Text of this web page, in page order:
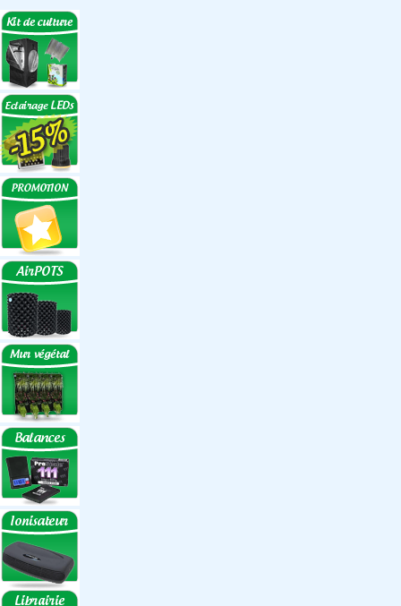
Réflecteurs
CoolTube
Accessoires
Eclairages LEDs
Eclairages ECO
Kits ECO
Ampoules ECO
Réflecteurs ECO
Réflecteurs
Accessoires
Box Discount
Box par marque
Hortibox
Homebox
Dark Room II
GrowLab
Box par taille
Box 40 cm
Box 60 cm
Box 80-90 cm
Box 120 cm